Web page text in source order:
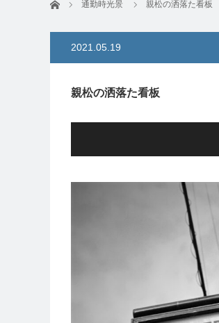
ホーム 通勤時光景 親松の洒落た看板
2021.05.19
親松の洒落た看板